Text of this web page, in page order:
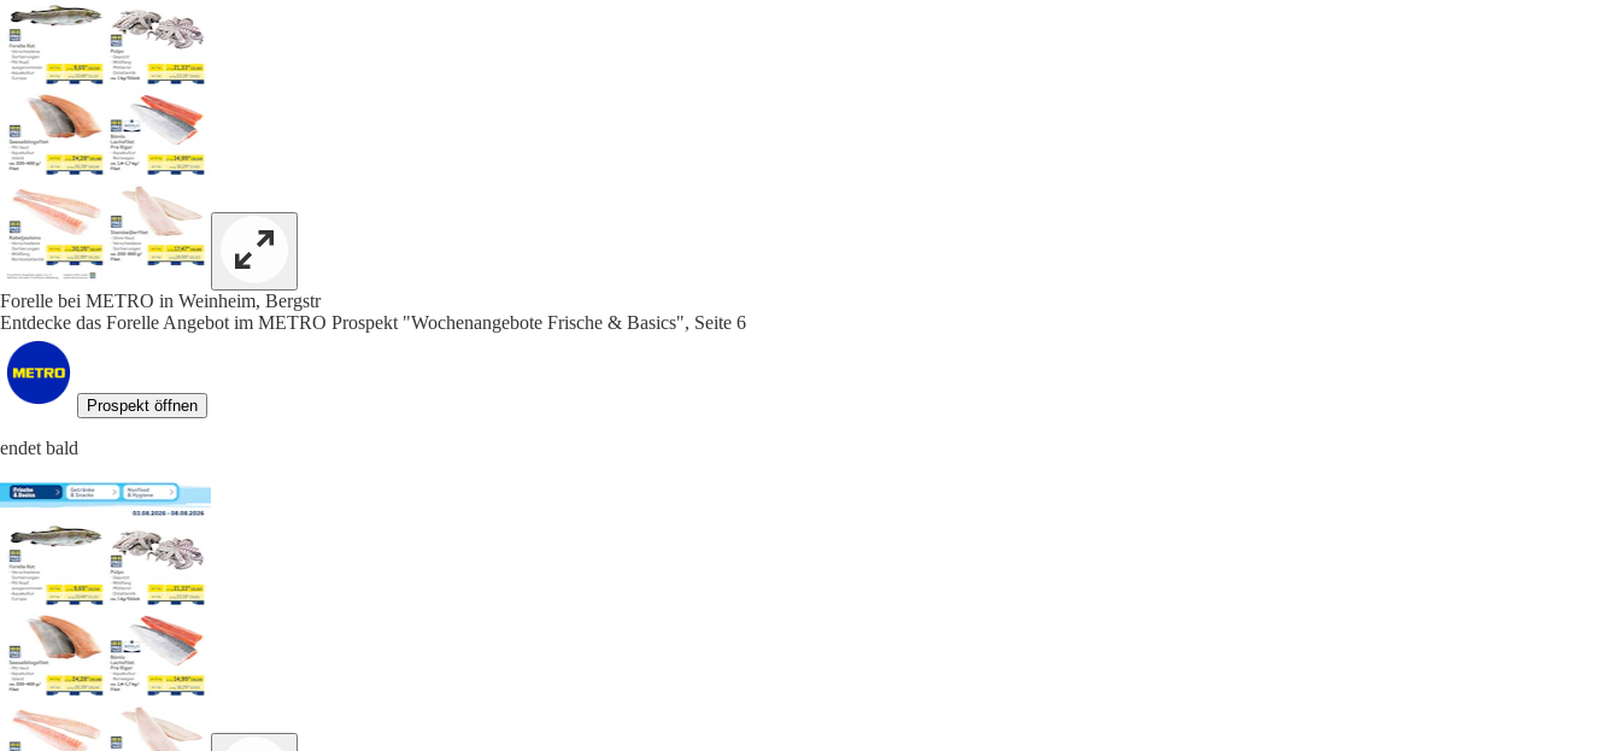
Forelle bei METRO in Weinheim, Bergstr
Entdecke das Forelle Angebot im METRO Prospekt "Wochenangebote Frische & Basics", Seite 6
Prospekt öffnen
endet bald